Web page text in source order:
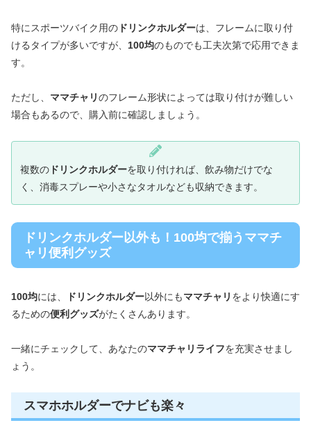
特にスポーツバイク用の ドリンクホルダーは、フレームに取り付
けるタイプが多いですが、 100均のものでも工夫次第で応用できま
す。
ただし、 ママチャリのフレーム形状によっては取り付けが難しい
場合もあるので、購入前に確認しましょう。
複数の ドリンクホルダーを取り付ければ、飲み物だけでな
く、消毒スプレーや小さなタオルなども収納できます。
ドリンクホルダー以外も！100均で揃うママチ
ャリ便利グッズ
100均には、 ドリンクホルダー以外にもママチャリ をより快適にす
るための便利グッズがたくさんあります。
一緒にチェックして、あなたのママチャリライフを充実させまし
ょう。
スマホホルダーでナビも楽々